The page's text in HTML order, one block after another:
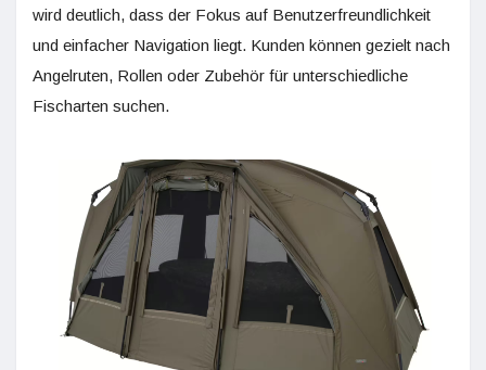
wird deutlich, dass der Fokus auf Benutzerfreundlichkeit
und einfacher Navigation liegt. Kunden können gezielt nach
Angelruten, Rollen oder Zubehör für unterschiedliche
Fischarten suchen.